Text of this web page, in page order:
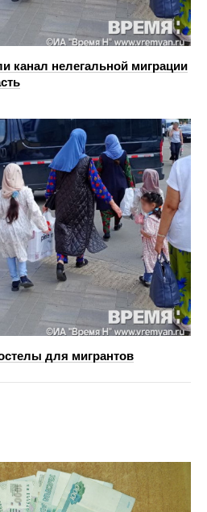
канал нелегальной миграции
для мигрантов